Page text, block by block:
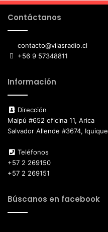
Contáctanos
contacto@vilasradio.cl
+56 9 57348811
Información
Dirección
Maipú #652 oficina 11, Arica
Salvador Allende #3674, Iquique
Teléfonos
+57 2 269150
+57 2 269151
Búscanos en facebook